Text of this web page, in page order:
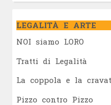
LEGALITÀ E ARTE
NOI siamo LORO
Tratti di Legalità
La coppola e la
Pizzo contro Pizzo